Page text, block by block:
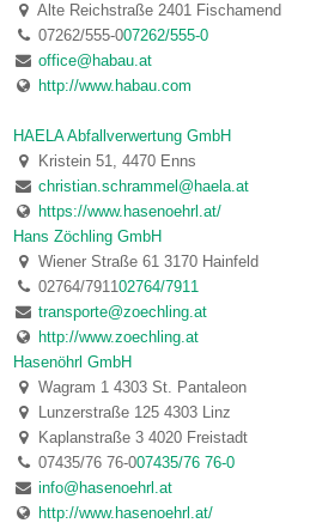
Alte Reichstraße 2401 Fischamend
07262/555-007262/555-0
office@habau.at
http://www.habau.com
HAELA Abfallverwertung GmbH
Kristein 51, 4470 Enns
christian.schrammel@haela.at
https://www.hasenoehrl.at/
Hans Zöchling GmbH
Wiener Straße 61 3170 Hainfeld
02764/791102764/7911
transporte@zoechling.at
http://www.zoechling.at
Hasenöhrl GmbH
Wagram 1 4303 St. Pantaleon
Lunzerstraße 125 4303 Linz
Kaplanstraße 3 4020 Freistadt
07435/76 76-007435/76 76-0
info@hasenoehrl.at
http://www.hasenoehrl.at/